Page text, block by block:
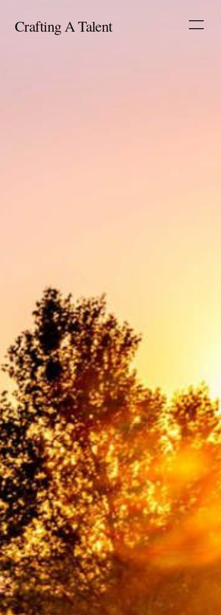
‎Crafting A Talent